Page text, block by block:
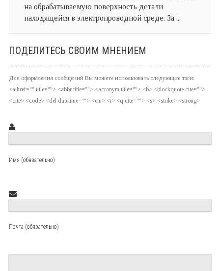
на обрабатываемую поверхность детали
находящейся в электропроводной среде. За ...
ПОДЕЛИТЕСЬ СВОИМ МНЕНИЕМ
Для оформления сообщений Вы можете использовать следующие тэги:
<a href="" title=""> <abbr title=""> <acronym title=""> <b> <blockquote cite="">
<cite> <code> <del datetime=""> <em> <i> <q cite=""> <s> <strike> <strong>
Имя (обязательно)
Почта (обязательно)